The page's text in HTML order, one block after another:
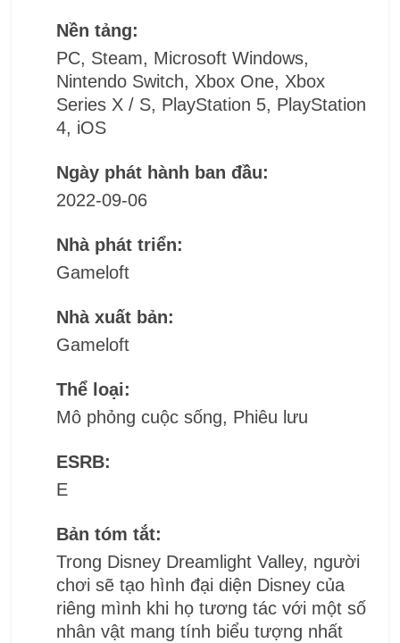
Nền tảng:
PC, Steam, Microsoft Windows,
Nintendo Switch, Xbox One, Xbox
Series X / S, PlayStation 5, PlayStation
4, iOS
Ngày phát hành ban đầu:
2022-09-06
Nhà phát triển:
Gameloft
Nhà xuất bản:
Gameloft
Thể loại:
Mô phỏng cuộc sống, Phiêu lưu
ESRB:
E
Bản tóm tắt:
Trong Disney Dreamlight Valley, người
chơi sẽ tạo hình đại diện Disney của
riêng mình khi họ tương tác với một số
nhân vật mang tính biểu tượng nhất